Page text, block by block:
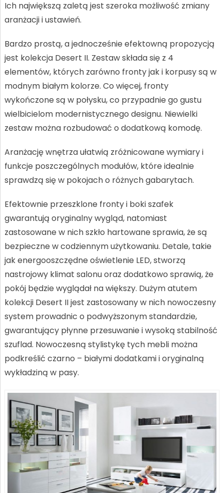
Ich największą zaletą jest szeroka możliwość zmiany
aranżacji i ustawień.
Bardzo prostą, a jednocześnie efektowną propozycją
jest kolekcja Desert II. Zestaw składa się z 4
elementów, których zarówno fronty jak i korpusy są w
modnym białym kolorze. Co więcej, fronty
wykończone są w połysku, co przypadnie go gustu
wielbicielom modernistycznego designu. Niewielki
zestaw można rozbudować o dodatkową komodę.
Aranżację wnętrza ułatwią zróżnicowane wymiary i
funkcje poszczególnych modułów, które idealnie
sprawdzą się w pokojach o różnych gabarytach.
Efektownie przeszklone fronty i boki szafek
gwarantują oryginalny wygląd, natomiast
zastosowane w nich szkło hartowane sprawia, że są
bezpieczne w codziennym użytkowaniu. Detale, takie
jak energooszczędne oświetlenie LED, stworzą
nastrojowy klimat salonu oraz dodatkowo sprawią, że
pokój będzie wyglądał na większy. Dużym atutem
kolekcji Desert II jest zastosowany w nich nowoczesny
system prowadnic o podwyższonym standardzie,
gwarantujący płynne przesuwanie i wysoką stabilność
szuflad. Nowoczesną stylistykę tych mebli można
podkreślić czarno – białymi dodatkami i oryginalną
wykładziną w pasy.